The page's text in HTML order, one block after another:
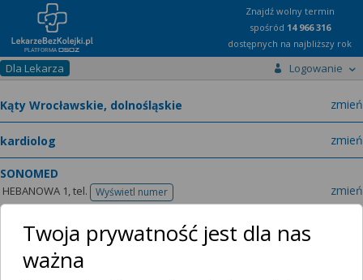
Znajdź wolny termin
spośród 14 966 316
dostępnych na najbliższy rok
Dla Lekarza Logowanie
zmień
zmień
SONOMED
HEBANOWA 1,tel. Wyświetl numer
telefonu zmień
Anna Langner-Hetmańczuk kardiolog
Twoja prywatność jest dla nas
ważna